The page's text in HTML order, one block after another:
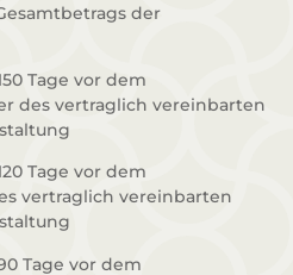
der
Tage vor dem
des vertraglich vereinbarten
Tage vor dem
vertraglich vereinbarten
Tage vor dem